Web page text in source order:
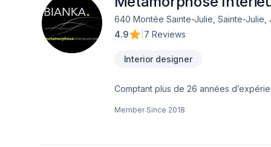
640 Montée Sainte-Julie, Sainte-Julie,
4.9
7 Reviews
Interior designer
Comptant plus de 26 années
l’aspect pécunier est le panache de
Member Since 2018